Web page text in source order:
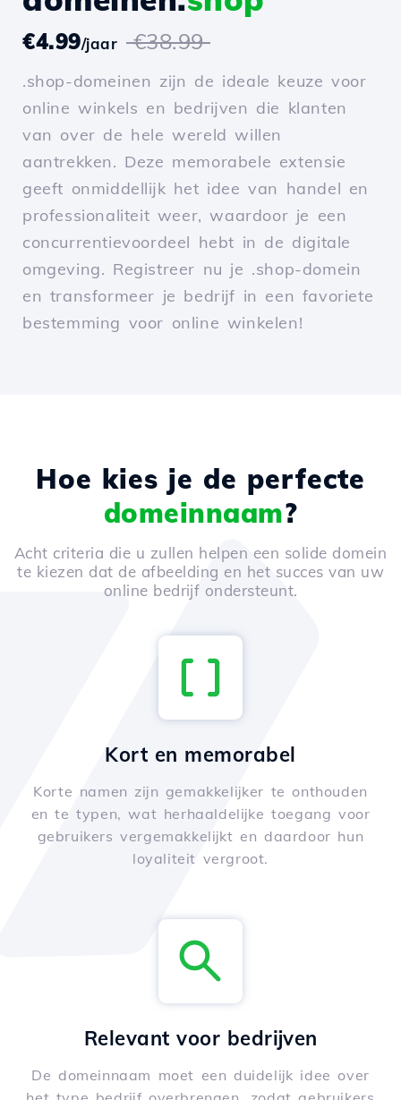
€4.99/jaar €38.99
.shop-domeinen zijn de ideale keuze voor
online winkels en bedrijven die klanten
van over de hele wereld willen
aantrekken. Deze memorabele extensie
geeft onmiddellijk het idee van handel en
professionaliteit weer, waardoor je een
concurrentievoordeel hebt in de digitale
omgeving. Registreer nu je .shop-domein
en transformeer je bedrijf in een favoriete
bestemming voor online winkelen!
Hoe kies je de perfecte
domeinnaam?
Acht criteria die u zullen helpen een solide domein
te kiezen dat de afbeelding en het succes van uw
online bedrijf ondersteunt.
Kort en memorabel
Korte namen zijn gemakkelijker te onthouden
en te typen, wat herhaaldelijke toegang voor
gebruikers vergemakkelijkt en daardoor hun
loyaliteit vergroot.
Relevant voor bedrijven
De domeinnaam moet een duidelijk idee over